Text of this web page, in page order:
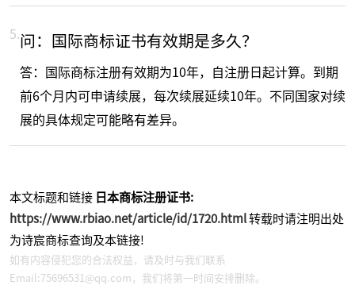
5.问：国际商标证书有效期是多久？
答：国际商标注册有效期为10年，自注册日起计算。到期
前6个月内可申请续展，每次续展延续10年。不同国家对续
展的具体规定可能略有差异。
本文标题和链接 日本商标注册证书:
https://www.rbiao.net/article/id/1720.html转载时请注明出处
为诗宸商标查询及本链接!
如有内容侵犯您的合法权益，请及时与我们联系
Email:75696531@qq.com，我们将第一时间安排删除。